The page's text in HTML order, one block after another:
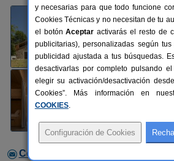
Contactar con el alojamiento
y necesarias para que todo funcione
Cookies Técnicas y no necesitan de tu
el botónAceptar activarás el resto de
publicitarias), personalizadas según
publicidad ajustada a tus búsquedas.
desactivarlas por completo pulsando el
elegir su activación/desactivación
Cookies”. Más información en
COOKIES.